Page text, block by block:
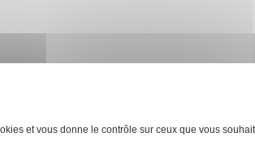
20 REF
CART NORMA
et vous donne le contrôle sur ceux que vous